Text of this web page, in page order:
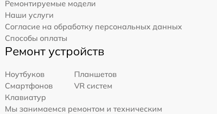
Ремонтируемые модели
Наши услуги
Согласие на обработку персональных данных
Способы оплаты
Ремонт устройств
Ноутбуков
Планшетов
Смартфонов
VR систем
Клавиатур
Мы занимаемся ремонтом и техническим